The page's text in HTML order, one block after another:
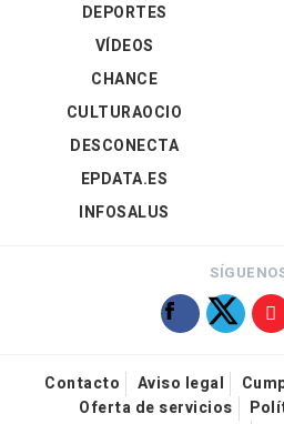
DEPORTES
VÍDEOS
CHANCE
CULTURAOCIO
DESCONECTA
EPDATA.ES
INFOSALUS
Contacto Aviso legal
Oferta de servicios